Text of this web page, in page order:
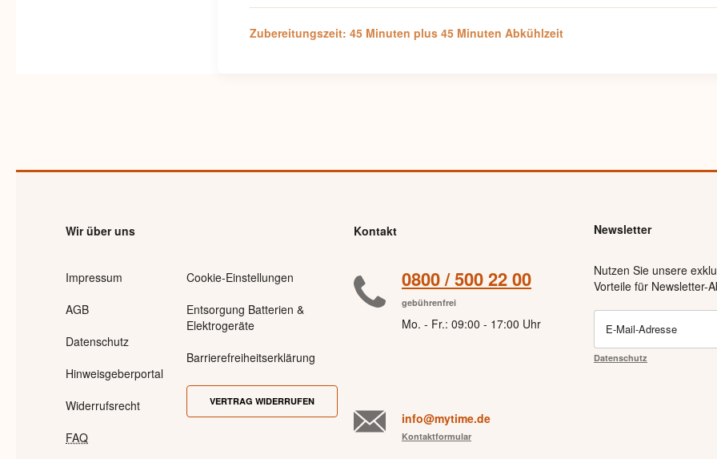
Zubereitungszeit: 45 Minuten plus 45 Minuten Abkühlzeit
Wir über uns
Impressum
AGB
Datenschutz
Hinweisgeberportal
Widerrufsrecht
FAQ
Cookie-Einstellungen
Entsorgung Batterien &
Elektrogeräte
Barrierefreiheitserklärung
VERTRAG WIDERRUFEN
Kontakt
0800 / 500 22 00
gebührenfrei
Mo. - Fr.: 09:00 - 17:00 Uhr
info@mytime.de
Kontaktformular
Newsletter
Nutzen Sie unsere
Vorteile für Newsletter-
E-Mail-Adresse
Datenschutz